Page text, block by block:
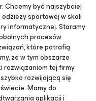
Chcemy być najszybciej
sportowej w skali
informatycznej. Staramy
procesów
które potrafią
że w tym obszarze
rozwiązaniom tej firmy
rozwijającą się
Mamy do
aplikacji i